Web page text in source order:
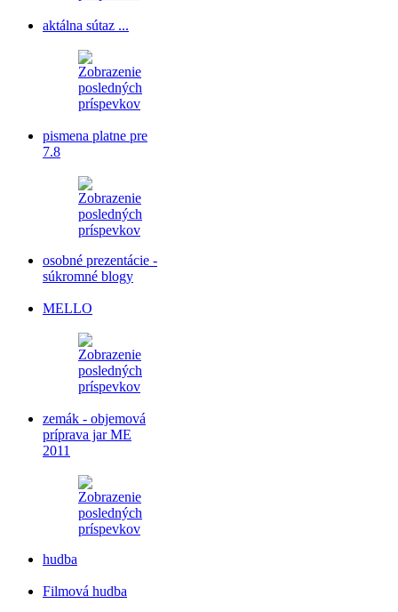
aktálna sútaz ...
pismena platne pre
7.8
osobné prezentácie -
súkromné blogy
MELLO
zemák - objemová
príprava jar ME
2011
hudba
Filmová hudba